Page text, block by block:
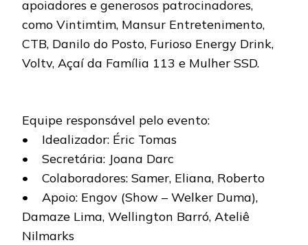
apoiadores e generosos patrocinadores,
como Vintimtim, Mansur Entretenimento,
CTB, Danilo do Posto, Furioso Energy Drink,
Voltv, Açaí da Família 113 e Mulher SSD.
Equipe responsável pelo evento:
• Idealizador: Éric Tomas
• Secretária: Joana Darc
• Colaboradores: Samer, Eliana, Roberto
• Apoio: Engov (Show – Welker Duma),
Damaze Lima, Wellington Barró, Ateliê
Nilmarks